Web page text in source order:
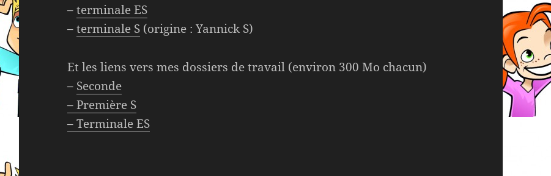
–terminale ES
–terminale S (origine : Yannick S)
Et les liens vers mes dossiers de travail (environ 300 Mo chacun)
– Seconde
– Première S
–Terminale ES